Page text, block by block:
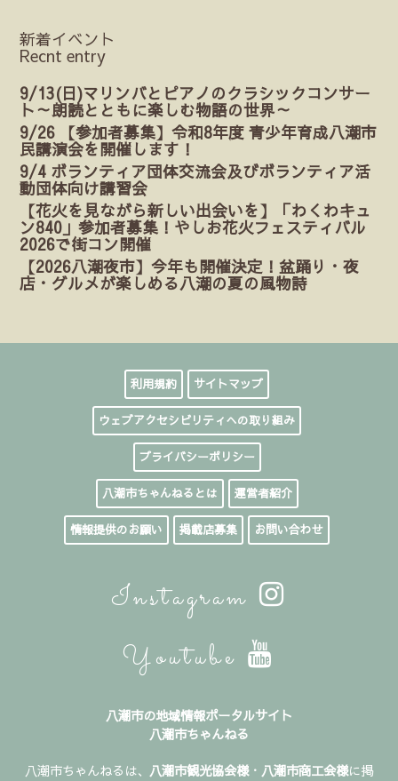
新着イベント
Recnt entry
9/13(日)マリンバとピアノのクラシックコンサー
ト～朗読とともに楽しむ物語の世界～
9/26 【参加者募集】令和8年度 青少年育成八潮市
民講演会を開催します！
9/4 ボランティア団体交流会及びボランティア活
動団体向け講習会
【花火を見ながら新しい出会いを】「わくわキュ
ン840」参加者募集！やしお花火フェスティバル
2026で街コン開催
【2026八潮夜市】今年も開催決定！盆踊り・夜
店・グルメが楽しめる八潮の夏の風物詩
利用規約 サイトマップ
ウェブアクセシビリティへの取り組み
プライバシーポリシー
八潮市ちゃんねるとは 運営者紹介
情報提供のお願い 掲載店募集 お問い合わせ
Instagram
Youtube
八潮市の地域情報ポータルサイト
八潮市ちゃんねる
八潮市ちゃんねるは、 八潮市観光協会様・ 八潮市商工会様に掲